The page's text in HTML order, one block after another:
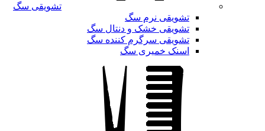
تشویقی سگ
تشویقی نرم سگ
تشویقی خشک و دنتال سگ
تشویقی سرگرم کننده سگ
اسنک خمیری سگ